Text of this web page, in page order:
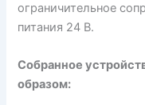
ограничительное
питания 24 В.
Собранное
образом: